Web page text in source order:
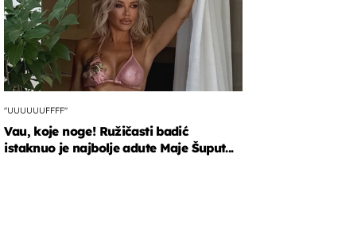
"UUUUUUFFFF"
Vau, koje noge! Ružičasti badić
istaknuo je najbolje adute Maje Šuput...